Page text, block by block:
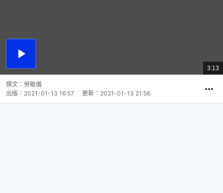
播
總
共
3:13
撰文： 勞敏儀
出版： 2021-01-13 16:57 更新： 2021-01-13 21:56